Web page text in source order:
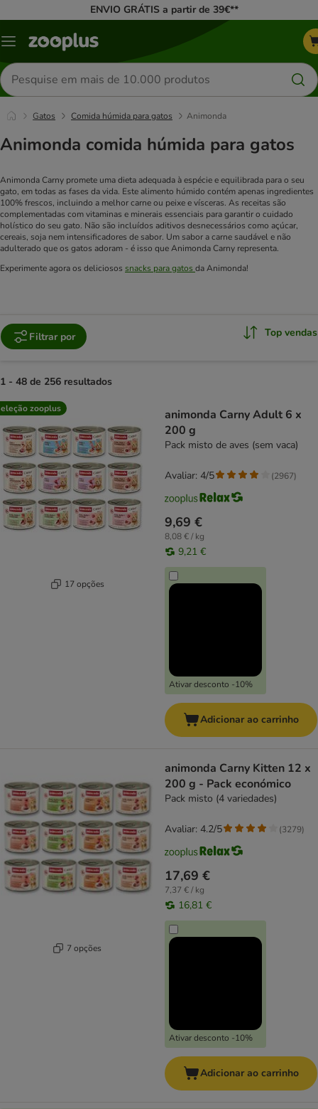
ENVIO GRÁTIS a partir de 39€**
Menu
Pesquisar
produtos
Gatos Comida húmida para gatos Animonda
Animonda comida húmida para gatos
Animonda Carny promete uma dieta adequada à espécie e equilibrada para o seu
gato, em todas as fases da vida. Este alimento húmido contém apenas ingredientes
100% frescos, incluindo a melhor carne ou peixe e vísceras. As receitas são
complementadas com vitaminas e minerais essenciais para garantir o cuidado
holístico do seu gato. Não são incluídos aditivos desnecessários como açúcar,
cereais, soja nem intensificadores de sabor. Um sabor a carne saudável e não
adulterado que os gatos adoram - é isso que Animonda Carny representa.
Experimente agora os deliciosos snacks para gatos da Animonda!
Filtrar por Top vendas
1 - 48 de 256 resultados
product items have been changed
zooplus
17 opções
animonda Carny Adult 6 x
200 g
Pack misto de aves (sem vaca)
9,69 €
8,08 € / kg
9,21 €
Ativar desconto -10%
Avaliar: 4/5 (2967)
Adicionar ao carrinho
7 opções
animonda Carny Kitten 12 x
200 g - Pack económico
Pack misto (4 variedades)
17,69 €
7,37 € / kg
16,81 €
Ativar desconto -10%
Avaliar: 4.2/5 (3279)
Adicionar ao carrinho